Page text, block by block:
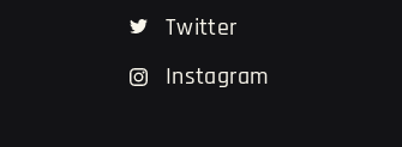
Twitter
Instagram